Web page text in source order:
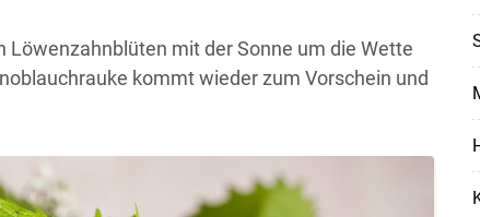
Löwenzahnblüten mit der Sonne um die Wette
kommt wieder zum Vorschein und